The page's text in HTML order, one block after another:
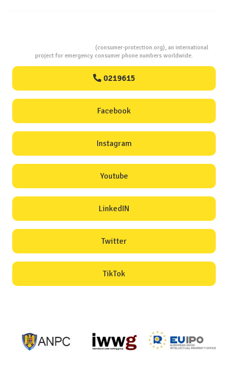
(consumer-protection.org), an international
project for emergency consumer phone numbers worldwide.
0219615
Facebook
Instagram
Youtube
LinkedIN
Twitter
TikTok